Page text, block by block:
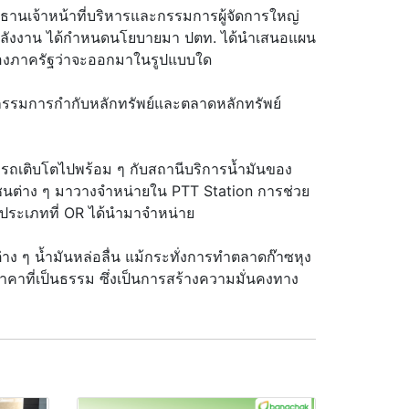
านเจ้าหน้าที่บริหารและกรรมการผู้จัดการใหญ่
งงาน ได้กำหนดนโยบายมา ปตท. ได้นำเสนอแผน
ภาครัฐว่าจะออกมาในรูปแบบใด
รมการกำกับหลักทรัพย์และตลาดหลักทรัพย์
เติบโตไปพร้อม ๆ กับสถานีบริการน้ำมันของ
ต่าง ๆ มาวางจำหน่ายใน PTT Station การช่วย
ะเภทที่ OR ได้นำมาจำหน่าย
ง ๆ น้ำมันหล่อลื่น แม้กระทั่งการทำตลาดก๊าซหุง
าที่เป็นธรรม ซึ่งเป็นการสร้างความมั่นคงทาง